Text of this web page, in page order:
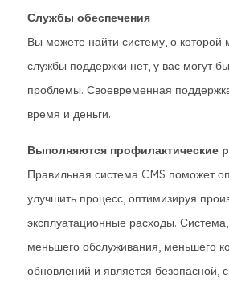
Службы обеспечения
Вы можете найти систему, о которой
службы поддержки нет, у вас могут
проблемы. Своевременная
время и деньги.
Выполняются профилактические
Правильная система CMS поможет
улучшить процесс, оптимизируя
эксплуатационные расходы.
меньшего обслуживания, меньшего
обновлений и является безопасной,